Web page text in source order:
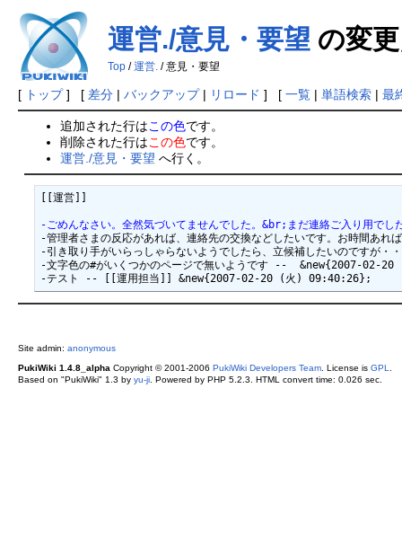
運営./意見・要望 の変
Top/運営. / 意見・要望
[ トップ] [ 差分| バックアップ| リロード ] [ 一覧| 単語検索| 最
追加された行はこの色です。
削除された行はこの色です。
運営./意見・要望 へ行く。
[[運営]]
-ごめんなさい。全然気づいてませんでした。&br;まだ連絡ご入
-管理者さまの反応があれば、連絡先の交換などしたいです。お時
-引き取り手がいらっしゃらないようでしたら、立候補したいので
-文字色の#がいくつかのページで無いようです --  &new{2007-02-
Site admin: anonymous
PukiWiki 1.4.8_alpha Copyright © 2001-2006 PukiWiki Developers Team. License is GPL
Based on "PukiWiki" 1.3 by yu-ji. Powered by PHP 5.2.3. HTML convert time: 0.026 sec.